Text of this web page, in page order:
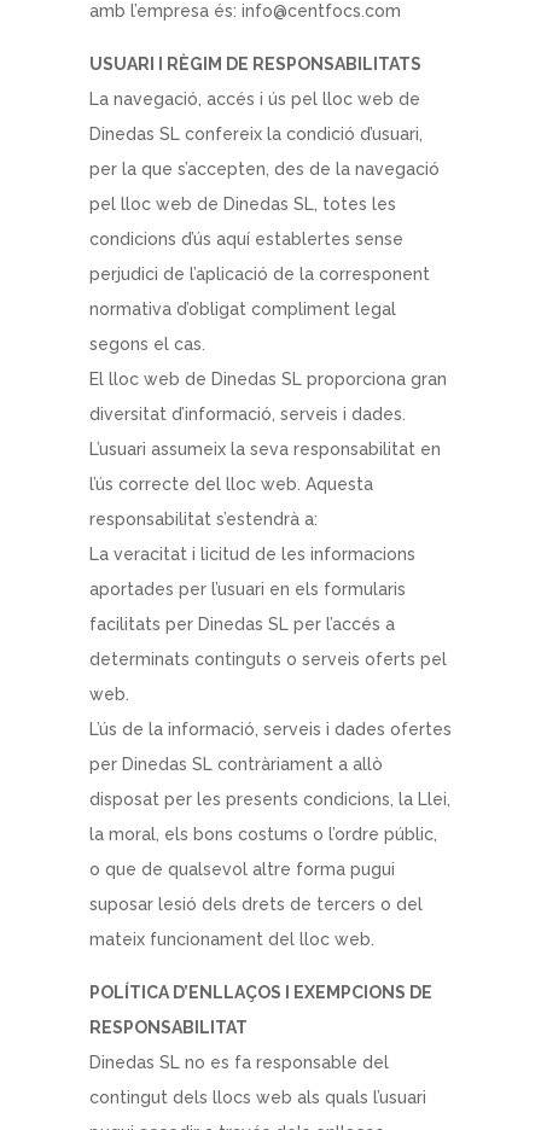
amb l’empresa és: info@centfocs.com
USUARI I RÈGIM DE RESPONSABILITATS
La navegació, accés i ús pel lloc web de
Dinedas SL confereix la condició d’usuari,
per la que s’accepten, des de la navegació
pel lloc web de Dinedas SL, totes les
condicions d’ús aquí establertes sense
perjudici de l’aplicació de la corresponent
normativa d’obligat compliment legal
segons el cas.
El lloc web de Dinedas SL proporciona gran
diversitat d’informació, serveis i dades.
L’usuari assumeix la seva responsabilitat en
l’ús correcte del lloc web. Aquesta
responsabilitat s’estendrà a:
La veracitat i licitud de les informacions
aportades per l’usuari en els formularis
facilitats per Dinedas SL per l’accés a
determinats continguts o serveis oferts pel
web.
L’ús de la informació, serveis i dades ofertes
per Dinedas SL contràriament a allò
disposat per les presents condicions, la Llei,
la moral, els bons costums o l’ordre públic,
o que de qualsevol altre forma pugui
suposar lesió dels drets de tercers o del
mateix funcionament del lloc web.
POLÍTICA D’ENLLAÇOS I EXEMPCIONS DE
RESPONSABILITAT
Dinedas SL no es fa responsable del
contingut dels llocs web als quals l’usuari